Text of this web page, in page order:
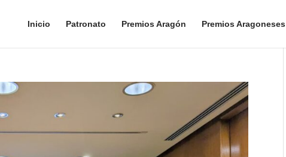
Inicio Patronato Premios Aragón Premios